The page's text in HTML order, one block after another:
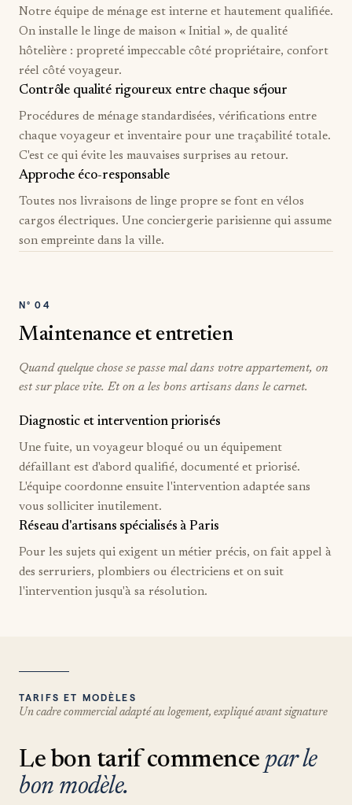
Notre équipe de ménage est interne et hautement qualifiée.
On installe le linge de maison « Initial », de qualité
hôtelière : propreté impeccable côté propriétaire, confort
réel côté voyageur.
Contrôle qualité rigoureux entre chaque séjour
Procédures de ménage standardisées, vérifications entre
chaque voyageur et inventaire pour une traçabilité totale.
C'est ce qui évite les mauvaises surprises au retour.
Approche éco-responsable
Toutes nos livraisons de linge propre se font en vélos
cargos électriques. Une conciergerie parisienne qui assume
son empreinte dans la ville.
N°04
Maintenance et entretien
Quand quelque chose se passe mal dans votre appartement, on
est sur place vite. Et on a les bons artisans dans le carnet.
Diagnostic et intervention priorisés
Une fuite, un voyageur bloqué ou un équipement
défaillant est d'abord qualifié, documenté et priorisé.
L'équipe coordonne ensuite l'intervention adaptée sans
vous solliciter inutilement.
Réseau d'artisans spécialisés à Paris
Pour les sujets qui exigent un métier précis, on fait appel à
des serruriers, plombiers ou électriciens et on suit
l'intervention jusqu'à sa résolution.
TARIFS ET MODÈLES
Un cadre commercial adapté au logement, expliqué avant signature
Le bon tarif commence par le
bon modèle.